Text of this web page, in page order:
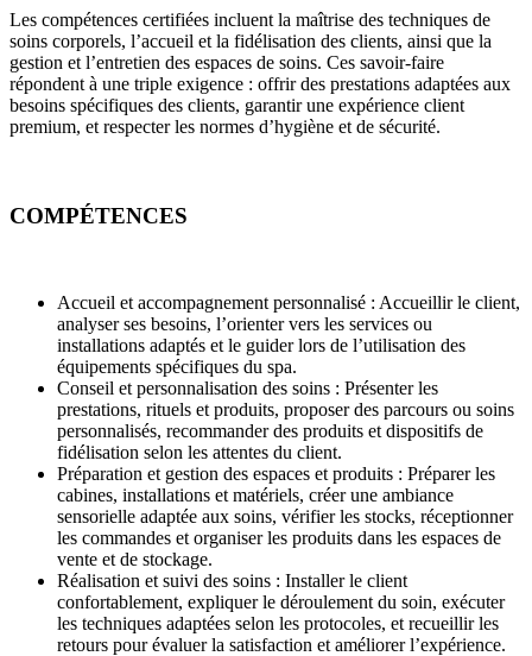
Les compétences certifiées incluent la maîtrise des techniques de
soins corporels, l’accueil et la fidélisation des clients, ainsi que la
gestion et l’entretien des espaces de soins. Ces savoir-faire
répondent à une triple exigence : offrir des prestations adaptées aux
besoins spécifiques des clients, garantir une expérience client
premium, et respecter les normes d’hygiène et de sécurité.
COMPÉTENCES
Accueil et accompagnement personnalisé : Accueillir le client,
analyser ses besoins, l’orienter vers les services ou
installations adaptés et le guider lors de l’utilisation des
équipements spécifiques du spa.
Conseil et personnalisation des soins : Présenter les
prestations, rituels et produits, proposer des parcours ou soins
personnalisés, recommander des produits et dispositifs de
fidélisation selon les attentes du client.
Préparation et gestion des espaces et produits : Préparer les
cabines, installations et matériels, créer une ambiance
sensorielle adaptée aux soins, vérifier les stocks, réceptionner
les commandes et organiser les produits dans les espaces de
vente et de stockage.
Réalisation et suivi des soins : Installer le client
confortablement, expliquer le déroulement du soin, exécuter
les techniques adaptées selon les protocoles, et recueillir les
retours pour évaluer la satisfaction et améliorer l’expérience.